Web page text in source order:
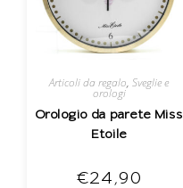
Articoli da regalo, Sveglie e
orologi
Orologio da parete Miss
Etoile
€24,90